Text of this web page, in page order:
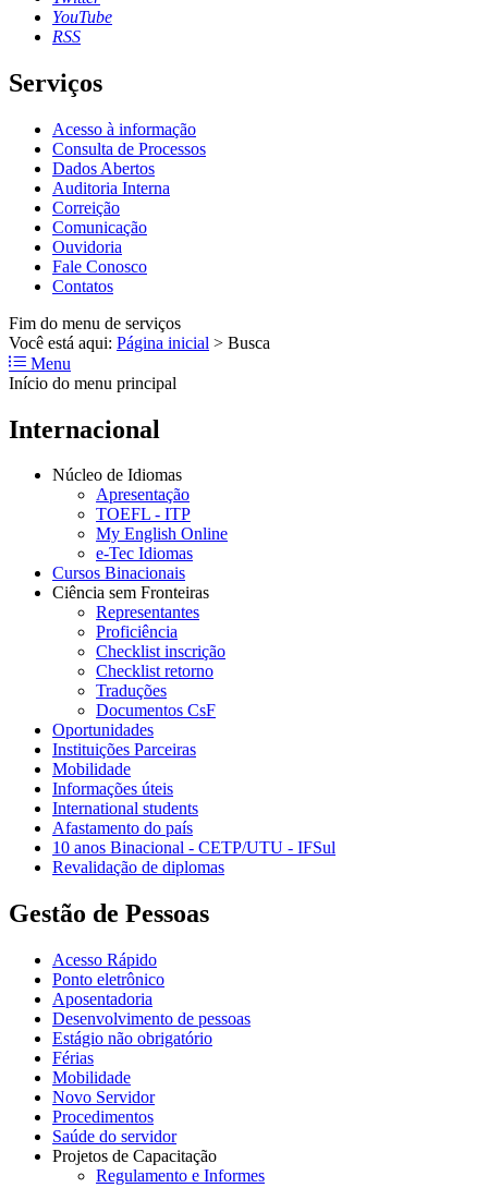
YouTube
RSS
Serviços
Acesso à informação
Consulta de Processos
Dados Abertos
Auditoria Interna
Correição
Comunicação
Ouvidoria
Fale Conosco
Contatos
Fim do menu de serviços
Você está aqui: Página inicial > Busca
Menu
Início do menu principal
Internacional
Núcleo de Idiomas
Apresentação
TOEFL - ITP
My English Online
e-Tec Idiomas
Cursos Binacionais
Ciência sem Fronteiras
Representantes
Proficiência
Checklist inscrição
Checklist retorno
Traduções
Documentos CsF
Oportunidades
Instituições Parceiras
Mobilidade
Informações úteis
International students
Afastamento do país
10 anos Binacional - CETP/UTU - IFSul
Revalidação de diplomas
Gestão de Pessoas
Acesso Rápido
Ponto eletrônico
Aposentadoria
Desenvolvimento de pessoas
Estágio não obrigatório
Férias
Mobilidade
Novo Servidor
Procedimentos
Saúde do servidor
Projetos de Capacitação
Regulamento e Informes